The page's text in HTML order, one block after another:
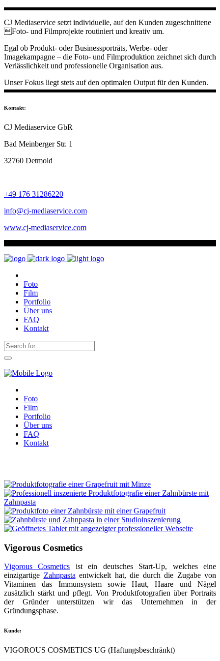
CJ Mediaservice setzt individuelle, auf den Kunden zugeschnittene
Foto- und Filmprojekte routiniert und kreativ um.
Egal ob Produkt- oder Businessporträts, Werbe- oder
Imagekampagne – die Foto- und Filmproduktion zeichnet sich durch
Verlässlichkeit und professionelle Organisation aus.
Unser Fokus liegt stets auf den optimalen Output für den Kunden.
Kontakt:
CJ Mediaservice GbR
Bad Meinberger Str. 1
32760 Detmold
+49 176 31286220
info@cj-mediaservice.com
www.cj-mediaservice.com
Foto
Film
Portfolio
Über uns
FAQ
Kontakt
Foto
Film
Portfolio
Über uns
FAQ
Kontakt
Vigorous Cosmetics
Vigorous Cosmetics ist ein deutsches Start-Up, welches eine
einzigartige Zahnpasta entwickelt hat, die durch die Zugabe von
Vitaminen das Immunsystem sowie Haut, Haare und Nägel
zusätzlich stärkt und pflegt. Von Produktfotografien über Portraits
der Gründer unterstützen wir das Unternehmen in der
Gründungsphase.
Kunde:
VIGOROUS COSMETICS UG (Haftungsbeschränkt)